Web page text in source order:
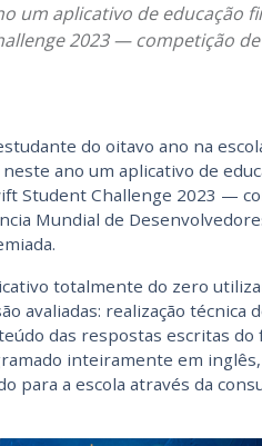
um aplicativo de educação
2023 — competição
do oitavo ano na
ano um aplicativo de
Student Challenge 2023 —
Mundial de
totalmente do zero
avaliadas: realização técnica
das respostas escritas do
inteiramente em
para a escola através da